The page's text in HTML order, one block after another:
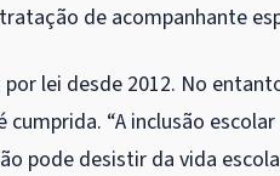
de acompanhante
lei desde 2012. No
cumprida. “A inclusão
pode desistir da vida